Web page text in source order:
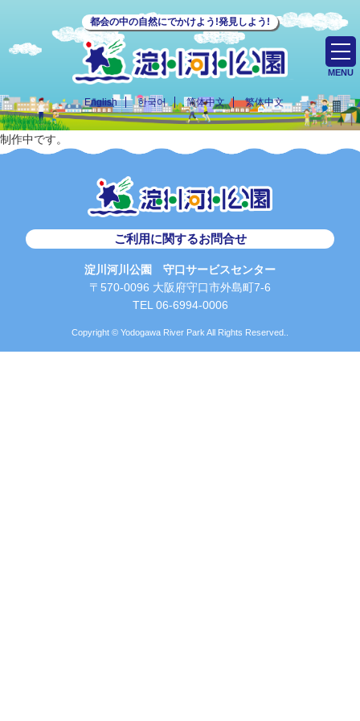
都会の中の自然にでかけよう!発見しよう!
English 한국어 简体中文 繁体中文
MENU
制作中です。
ご利用に関するお問合せ
淀川河川公園 守口サービスセンター
〒570-0096 大阪府守口市外島町7-6
TEL 06-6994-0006
Copyright © Yodogawa River Park All Rights Reserved..